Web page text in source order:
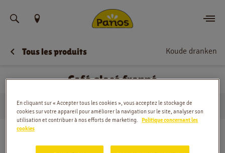
Trouvez votre emplacement
Commander
Nouvelles
Menu
Tous les produits Koude dranken
Café glacé frappé
Domicile
… Koude dranken Café glacé frappé
En cliquant sur « Accepter tous les cookies », vous acceptez le stockage de
cookies sur votre appareil pour améliorer la navigation sur le site, analyser son
utilisation et contribuer à nos efforts de marketing. Politique concernant les
cookies